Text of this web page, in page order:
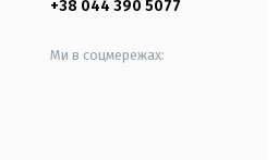
+38 044 390 5077
Ми в соцмережах: